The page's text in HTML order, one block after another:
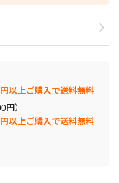
以上ご購入で送料無料
円）
以上ご購入で送料無料